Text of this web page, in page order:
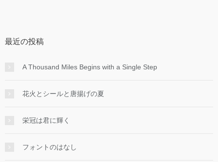
最近の投稿
A Thousand Miles Begins with a Single Step
花火とシールと唐揚げの夏
栄冠は君に輝く
フォントのはなし